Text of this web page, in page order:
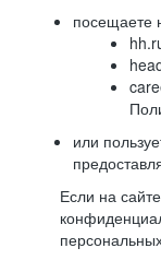
посещаете
или
Если на